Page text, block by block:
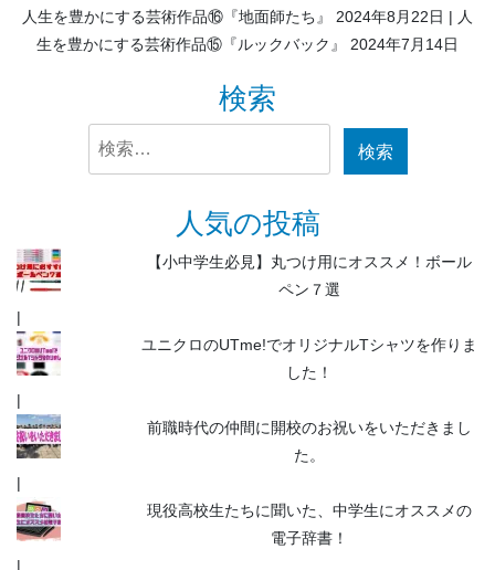
人生を豊かにする芸術作品⑯『地面師たち』
2024年8月22日
人
生を豊かにする芸術作品⑮『ルックバック』
2024年7月14日
検索
検
人気の投稿
【小中学生必見】丸つけ用にオススメ！ボール
ペン７選
ユニクロのUTme!でオリジナルTシャツを作りま
した！
前職時代の仲間に開校のお祝いをいただきまし
た。
現役高校生たちに聞いた、中学生にオススメの
電子辞書！